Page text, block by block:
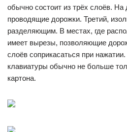
обычно состоит из трёх слоёв. На
проводящие дорожки. Третий,
разделяющим. В местах, где
имеет вырезы, позволяющие
слоёв соприкасаться при
клавиатуры обычно не больше
картона.